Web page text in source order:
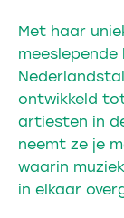
Met haar
ontwikkeld
artiesten in
neemt ze je
waarin
in elkaar